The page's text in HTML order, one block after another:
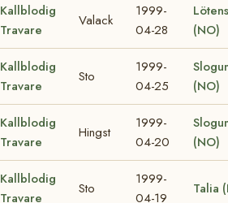
Kallblodig
Travare
Valack
1999-
04-28
(NO)
Kallblodig
Travare
Sto
1999-
04-25
(NO)
Kallblodig
Travare
Hingst
1999-
04-20
(NO)
Kallblodig
Travare
Sto
1999-
04-19
Talia